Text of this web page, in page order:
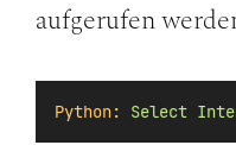
aufgerufen
Python: Select